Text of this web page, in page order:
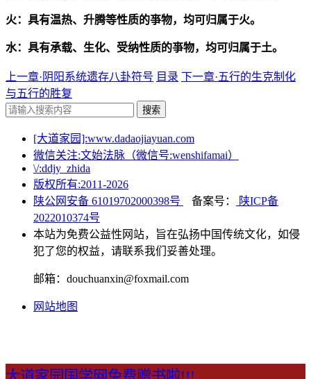
火：具有温热、升腾等性质的亊物，均可归属于火。
水：具有承载、生化、受纳性质的亊物，均可归属于土。
上一章·阴阳系统遗存八卦符号 目录 下一章·五行的生克制化
与五行的胜复
搜索
[大道家园]:www.dadaojiayuan.com
微信关注:文始法脉（微信号:wenshifamai）
\/:ddjy_zhida
版权所有:2011-2026
陕公网安备 61019702000398号
备案号：
陕ICP备
2022010374号
本站为免费公益性网站，旨在弘扬中国传统文化，如侵
犯了您的权益，请联系我们妥善处理。
邮箱：douchuanxin@foxmail.com
网站地图